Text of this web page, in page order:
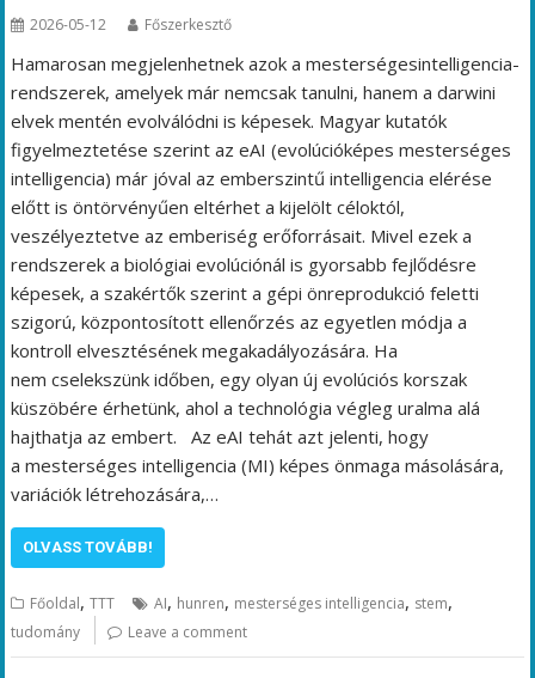
2026-05-12 Főszerkesztő
Hamarosan megjelenhetnek azok a mesterségesintelligencia-
rendszerek, amelyek már nemcsak tanulni, hanem a darwini
elvek mentén evolválódni is képesek. Magyar kutatók
figyelmeztetése szerint az eAI (evolúcióképes mesterséges
intelligencia) már jóval az emberszintű intelligencia elérése
előtt is öntörvényűen eltérhet a kijelölt céloktól,
veszélyeztetve az emberiség erőforrásait. Mivel ezek a
rendszerek a biológiai evolúciónál is gyorsabb fejlődésre
képesek, a szakértők szerint a gépi önreprodukció feletti
szigorú, központosított ellenőrzés az egyetlen módja a
kontroll elvesztésének megakadályozására. Ha
nem cselekszünk időben, egy olyan új evolúciós korszak
küszöbére érhetünk, ahol a technológia végleg uralma alá
hajthatja az embert. Az eAI tehát azt jelenti, hogy
a mesterséges intelligencia (MI) képes önmaga másolására,
variációk létrehozására,…
OLVASS TOVÁBB!
Főoldal,TTT AI, hunren, mesterséges intelligencia, stem,
tudomány Leave a comment